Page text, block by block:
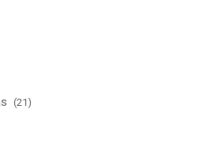
(21)